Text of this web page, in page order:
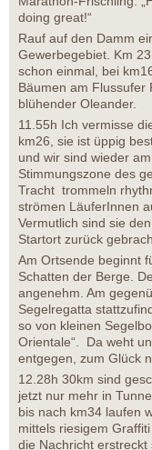
doing great!“
Rauf auf den Damm
Gewerbegebiet. Km
schon einmal, bei
Bäumen am Flussufer
blühender Oleander.
11.55h Ich vermisse
km26, sie ist üppig
und wir sind wieder
Stimmungszone des
Tracht trommeln
strömen LäuferInnen
Vermutlich sind sie
Startort zurück
Am Ortsende beginnt
Schatten der Berge.
angenehm. Am
Segelregatta
so von kleinen
Orientale“. Da weht
entgegen, zum Glück
12.28h 30km sind
jetzt nur mehr in
bis nach km34 laufen
mittels riesigem
die Nachricht erstreckt